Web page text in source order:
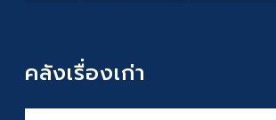
คลังเรื่องเก่า